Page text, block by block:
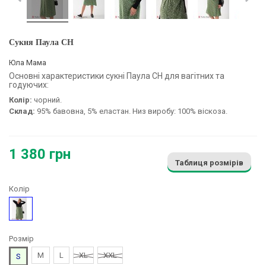
Сукня Паула CH
Юла Мама
Основні характеристики сукні Паула CH для вагітних та
годуючих:
Колір: чорний.
Склад: 95% бавовна, 5% еластан. Низ виробу: 100% віскоза.
1 380 грн
Таблиця розмірів
Колір
Чорний
Розмір
S
M L XL XXL